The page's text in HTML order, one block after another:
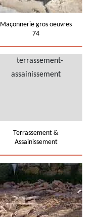
Maçonnerie gros oeuvres
74
Terrassement &
Assainissement